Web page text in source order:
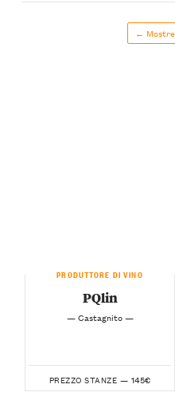
← Mostre
PRODUTTORE DI VINO
PQlin
— Castagnito —
PREZZO STANZE — 145€